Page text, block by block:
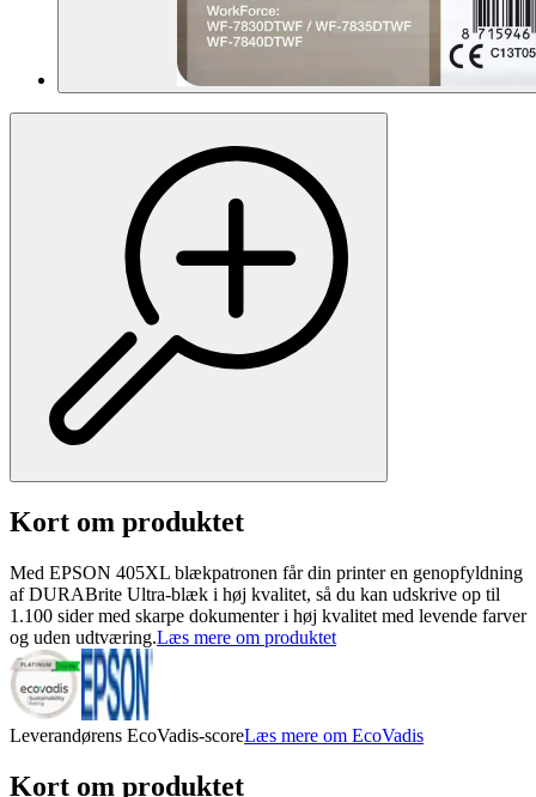
Kort om produktet
Med EPSON 405XL blækpatronen får din printer en genopfyldning
af DURABrite Ultra-blæk i høj kvalitet, så du kan udskrive op til
1.100 sider med skarpe dokumenter i høj kvalitet med levende farver
og uden udtværing.Læs mere om produktet
Leverandørens EcoVadis-scoreLæs mere om EcoVadis
Kort om produktet